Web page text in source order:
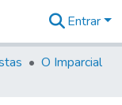
Entrar
O Imparcial